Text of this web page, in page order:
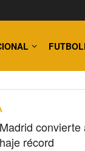
convierte
récord